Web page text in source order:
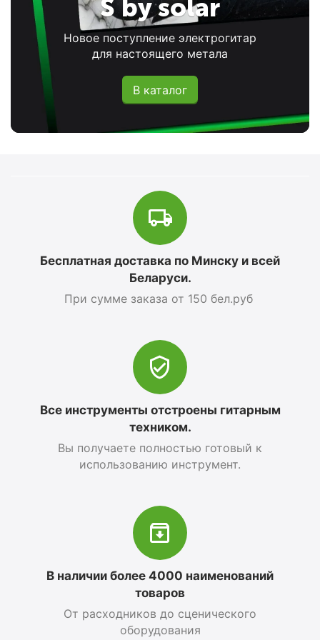
S by solar
Новое поступление электрогитар
для настоящего метала
В каталог
Бесплатная доставка по Минску и всей
Беларуси.
При сумме заказа от 150 бел.руб
Все инструменты отстроены гитарным
техником.
Вы получаете полностью готовый к
использованию инструмент.
В наличии более 4000 наименований
товаров
От расходников до сценического
оборудования